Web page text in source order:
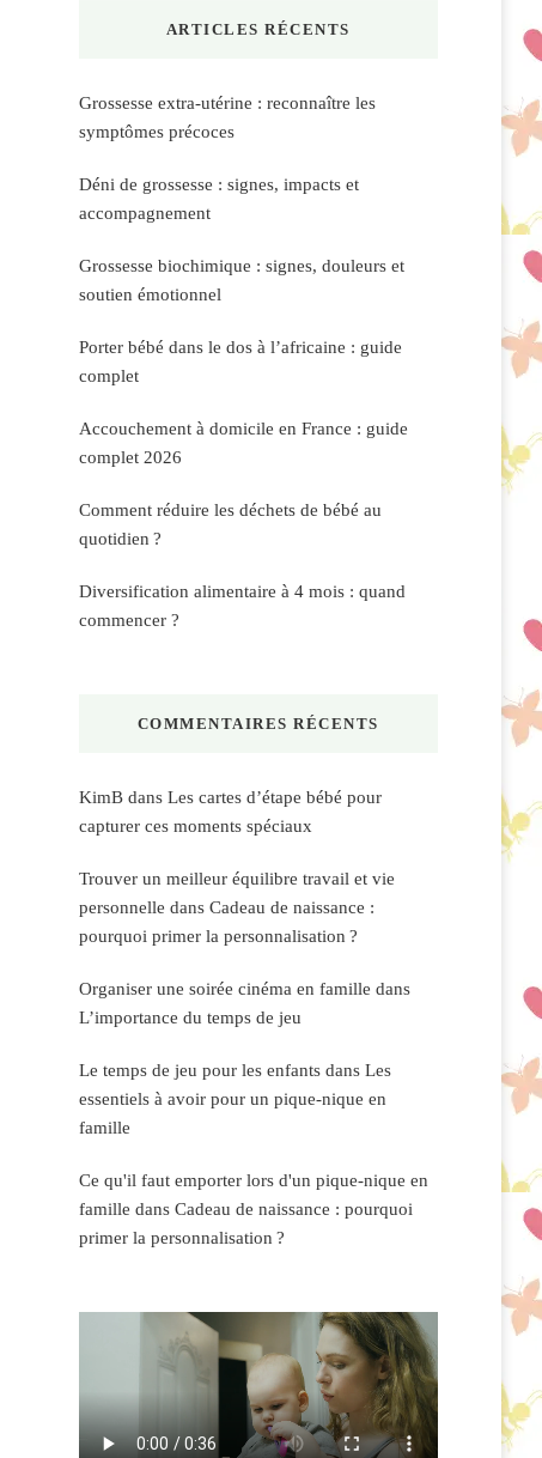
ARTICLES RÉCENTS
Grossesse extra-utérine : reconnaître les
symptômes précoces
Déni de grossesse : signes, impacts et
accompagnement
Grossesse biochimique : signes, douleurs et
soutien émotionnel
Porter bébé dans le dos à l’africaine : guide
complet
Accouchement à domicile en France : guide
complet 2026
Comment réduire les déchets de bébé au
quotidien ?
Diversification alimentaire à 4 mois : quand
commencer ?
COMMENTAIRES RÉCENTS
KimBdans Les cartes d’étape bébé pour
capturer ces moments spéciaux
Trouver un meilleur équilibre travail et vie
personnelle dans Cadeau de naissance :
pourquoi primer la personnalisation ?
Organiser une soirée cinéma en famille dans
L’importance du temps de jeu
Le temps de jeu pour les enfantsdans Les
essentiels à avoir pour un pique-nique en
famille
Ce qu'il faut emporter lors d'un pique-nique en
famille dans Cadeau de naissance : pourquoi
primer la personnalisation ?